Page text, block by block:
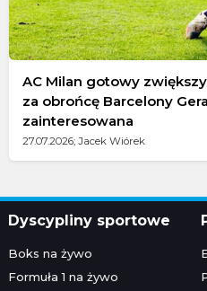
AC Milan gotowy
za obrońcę Barcelony
zainteresowana
27.07.2026; Jacek Wiórek
Dyscypliny sportowe
Boks na żywo
Formuła 1 na żywo